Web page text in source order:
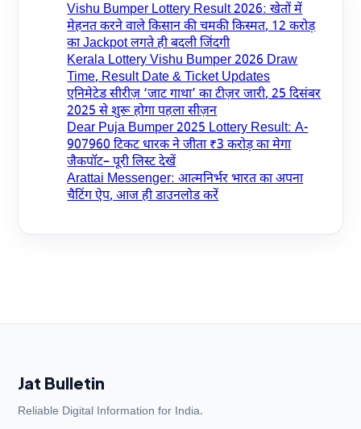
Vishu Bumper Lottery Result 2026: खेतों में
मेहनत करने वाले किसान की चमकी किस्मत, 12 करोड़
का Jackpot लगते ही बदली जिंदगी
Kerala Lottery Vishu Bumper 2026 Draw
Time, Result Date & Ticket Updates
एनिमेटेड सीरीज़ ‘जाट गाथा’ का टीज़र जारी, 25 दिसंबर
2025 से शुरू होगा पहला सीज़न
Dear Puja Bumper 2025 Lottery Result: A-
907960 टिकट धारक ने जीता ₹3 करोड़ का मेगा
जैकपॉट– पूरी लिस्ट देखें
Arattai Messenger: आत्मनिर्भर भारत का अपना
चैटिंग ऐप, आज ही डाउनलोड करें
Jat Bulletin
Reliable Digital Information for India.